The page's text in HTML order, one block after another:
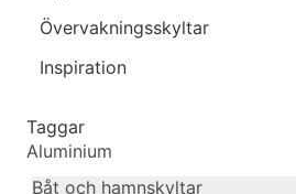
Övervakningsskyltar
Inspiration
Taggar
Aluminium
Båt och hamnskyltar